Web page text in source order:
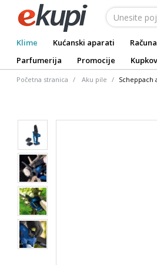
Klime Kućanski aparati
Parfumerija
Promocije
Početna stranica Aku pile Scheppach